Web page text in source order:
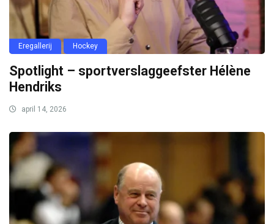
Eregallerij Hockey
Spotlight – sportverslaggeefster Hélène
Hendriks
april 14, 2026